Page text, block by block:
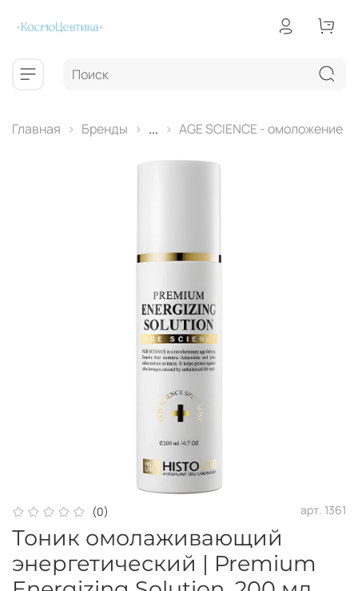
Главная Бренды ... AGE SCIENCE - омоложение
(0) арт. 1361
Тоник омолаживающий
энергетический | Premium